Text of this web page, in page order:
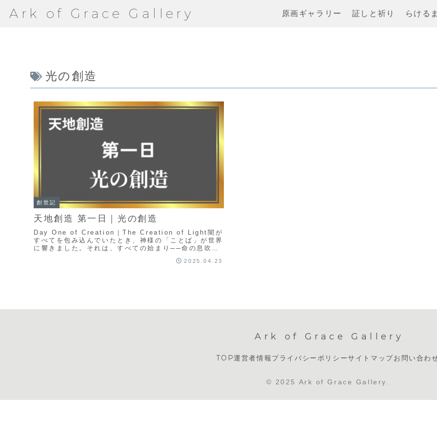
Ark of Grace Gallery 原画ギャラリー 証しと祈り らける
光の創造
創世記
天地創造 第一日｜光の創造
Day One of Creation｜The Creation of Light闇が
すべてを包み込んでいたとき、神様の「ことば」が世界
に響きました。それは、すべての始まり──命の息吹と
2025.04.23
Ark of Grace Gallery
TOP運営者情報プライバシーポリシーサイトマップお問い合わ
© 2025 Ark of Grace Gallery.